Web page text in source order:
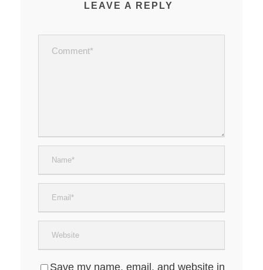
LEAVE A REPLY
Save my name, email, and website in